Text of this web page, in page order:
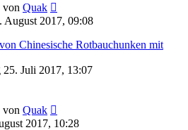
von Quak
August 2017, 09:08
Chinesische Rotbauchunken mit
25. Juli 2017, 13:07
von Quak
2017, 10:28